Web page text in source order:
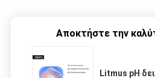
Αποκτήστε την
Litmus pH